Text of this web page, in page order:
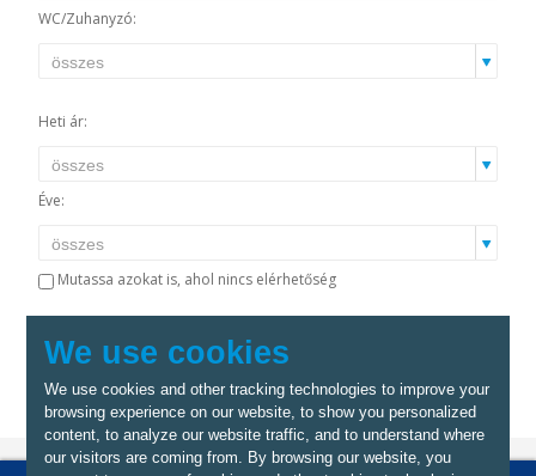
WC/Zuhanyzó:
Heti ár:
Éve:
Mutassa azokat is, ahol nincs elérhetőség
We use cookies
We use cookies and other tracking technologies to improve your
browsing experience on our website, to show you personalized
content, to analyze our website traffic, and to understand where
our visitors are coming from. By browsing our website, you